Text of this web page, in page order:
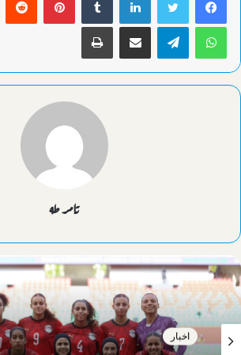
واتساب تيلقرام مشاركة عبر البريد طباعة
تامر طه
اخبار